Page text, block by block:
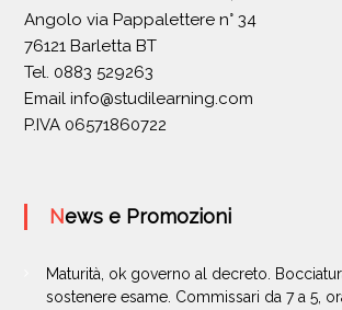
Angolo via Pappalettere n° 34
76121 Barletta BT
Tel. 0883 529263
Email info@studilearning.com
P.IVA 06571860722
News e Promozioni
Maturità, ok governo al decreto.
sostenere esame. Commissari da 7 a 5,